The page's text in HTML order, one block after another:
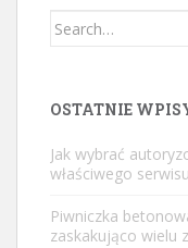
Search
OSTATNIE
Jak wybrać
właściwego
Piwniczka
zaskakująco wielu